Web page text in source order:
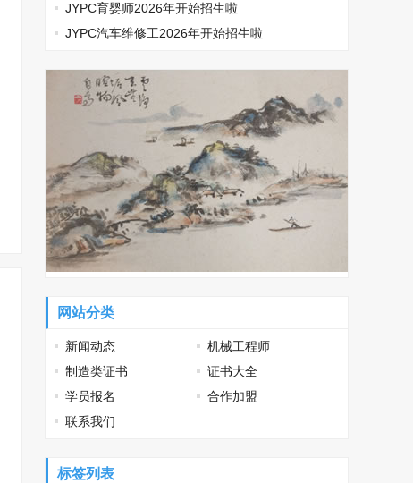
何选择沉默
JYPC育婴师2026年开始招生啦
JYPC汽车维修工2026年开始招生啦
网站分类
新闻动态
机械工程师
制造类证书
证书大全
学员报名
合作加盟
联系我们
标签列表